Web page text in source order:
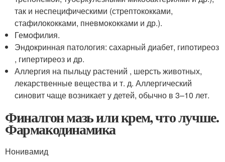
так и неспецифическими (стрептококками,
стафилококками, пневмококками и др.).
Гемофилия.
Эндокринная патология: сахарный диабет, гипотиреоз
, гипертиреоз и др.
Аллергия на пыльцу растений , шерсть животных,
лекарственные вещества и т. д. Аллергический
синовит чаще возникает у детей, обычно в 3–10 лет.
Финалгон мазь или крем, что лучше.
Фармакодинамика
Нонивамид